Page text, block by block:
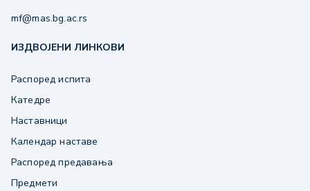
mf@mas.bg.ac.rs
ИЗДВОЈЕНИ ЛИНКОВИ
Распоред испита
Катедре
Наставници
Календар наставе
Распоред предавања
Предмети